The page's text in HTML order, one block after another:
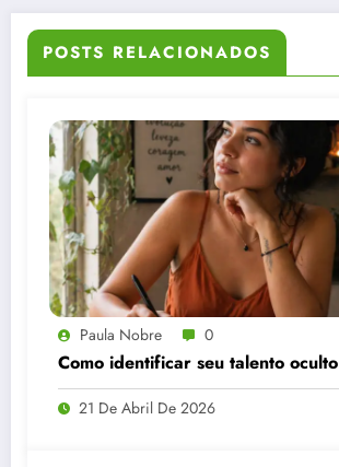
POSTS RELACIONADOS
Paula Nobre 0
Como identificar seu talento oculto
21 De Abril De 2026